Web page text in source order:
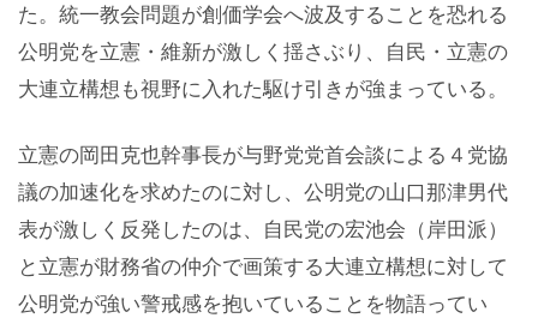
た。統一教会問題が創価学会へ波及することを恐れる
公明党を立憲・維新が激しく揺さぶり、自民・立憲の
大連立構想も視野に入れた駆け引きが強まっている。
立憲の岡田克也幹事長が与野党党首会談による４党協
議の加速化を求めたのに対し、公明党の山口那津男代
表が激しく反発したのは、自民党の宏池会（岸田派）
と立憲が財務省の仲介で画策する大連立構想に対して
公明党が強い警戒感を抱いていることを物語ってい